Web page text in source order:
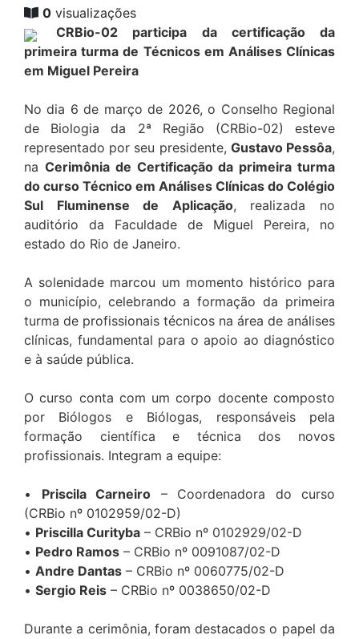
0 visualizações
CRBio-02 participa da certificação da
primeira turma de Técnicos em Análises Clínicas
em Miguel Pereira
No dia 6 de março de 2026, o Conselho Regional
de Biologia da 2ª Região (CRBio-02) esteve
representado por seu presidente, Gustavo Pessôa,
na Cerimônia de Certificação da primeira turma
do curso Técnico em Análises Clínicas do Colégio
Sul Fluminense de Aplicação, realizada no
auditório da Faculdade de Miguel Pereira, no
estado do Rio de Janeiro.
A solenidade marcou um momento histórico para
o município, celebrando a formação da primeira
turma de profissionais técnicos na área de análises
clínicas, fundamental para o apoio ao diagnóstico
e à saúde pública.
O curso conta com um corpo docente composto
por Biólogos e Biólogas, responsáveis pela
formação científica e técnica dos novos
profissionais. Integram a equipe:
• Priscila Carneiro – Coordenadora do curso
(CRBio nº 0102959/02-D)
• Priscilla Curityba – CRBio nº 0102929/02-D
• Pedro Ramos – CRBio nº 0091087/02-D
• Andre Dantas – CRBio nº 0060775/02-D
• Sergio Reis – CRBio nº 0038650/02-D
Durante a cerimônia, foram destacados o papel da